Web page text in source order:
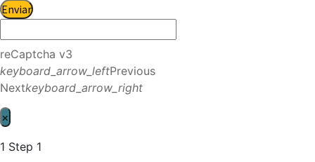
Enviar
reCaptcha v3
keyboard_arrow_leftPrevious
Nextkeyboard_arrow_right
×
1 Step 1